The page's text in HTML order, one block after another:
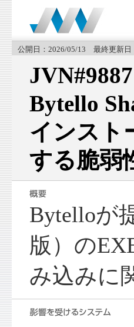
公開日：2026/05/13 最終更新日
Bytello
インスト
する脆弱
Bytelloが
版）の
み込みに